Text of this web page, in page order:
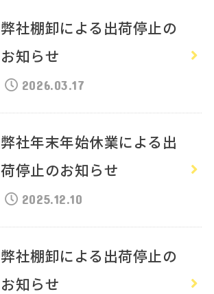
弊社棚卸による出荷停止の
お知らせ
2026.03.17
弊社年末年始休業による出
荷停止のお知らせ
2025.12.10
弊社棚卸による出荷停止の
お知らせ